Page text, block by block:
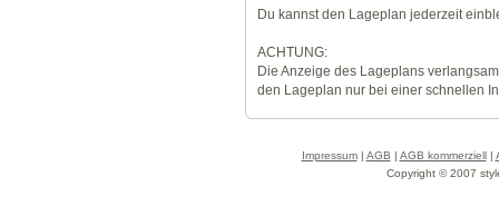
Du kannst den Lageplan jederzeit
ACHTUNG:
Die Anzeige des Lageplans
den Lageplan nur bei einer schnellen
Impressum| AGB | AGB kommerziell|
Copyright © 2007